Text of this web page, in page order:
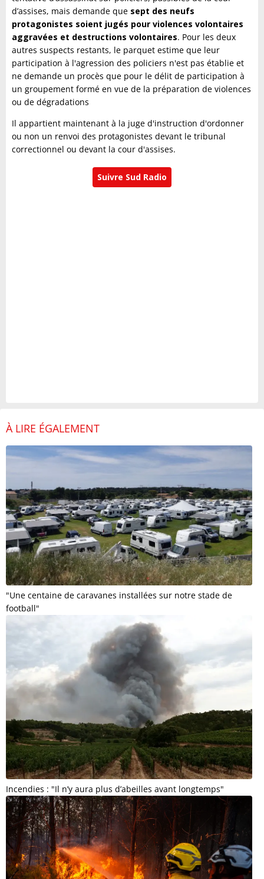
d’assises, mais demande que sept des neufs
protagonistes soient jugés pour violences volontaires
aggravées et destructions volontaires. Pour les deux
autres suspects restants, le parquet estime que leur
participation à l'agression des policiers n'est pas établie et
ne demande un procès que pour le délit de participation à
un groupement formé en vue de la préparation de violences
ou de dégradations
Il appartient maintenant à la juge d'instruction d'ordonner
ou non un renvoi des protagonistes devant le tribunal
correctionnel ou devant la cour d'assises.
Suivre Sud Radio
À LIRE ÉGALEMENT
"Une centaine de caravanes installées sur notre stade de
football"
Incendies : "Il n’y aura plus d’abeilles avant longtemps"